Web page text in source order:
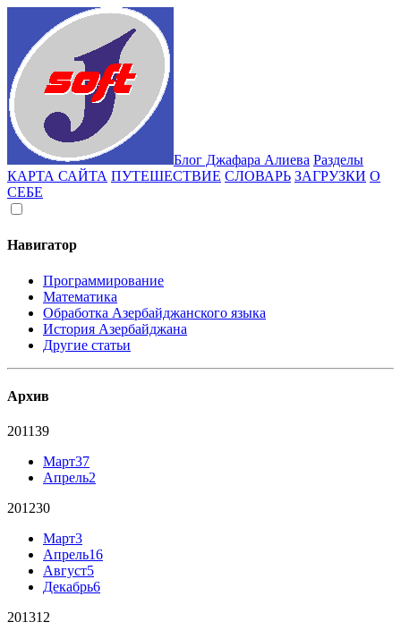
Блог Джафара Алиева Разделы
КАРТА САЙТА ПУТЕШЕСТВИЕ СЛОВАРЬ ЗАГРУЗКИ О
СЕБЕ
Навигатор
Программирование
Математика
Обработка Азербайджанского языка
История Азербайджана
Другие статьи
Архив
201139
Март37
Апрель2
201230
Март3
Апрель16
Август5
Декабрь6
201312